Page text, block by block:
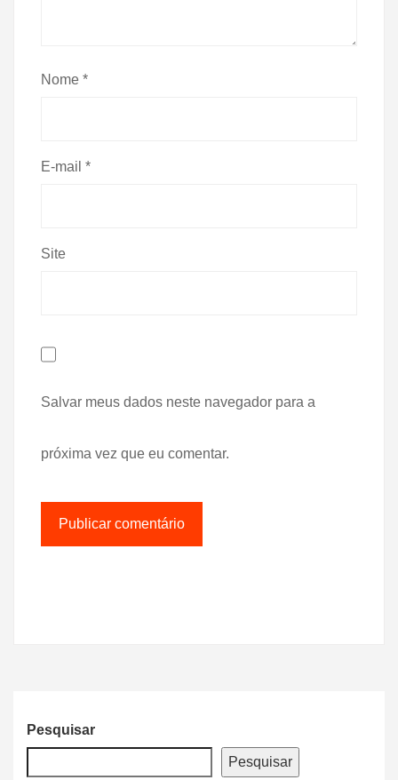
Nome *
E-mail *
Site
Salvar meus dados neste navegador para a
próxima vez que eu comentar.
Pesquisar
Pesquisar